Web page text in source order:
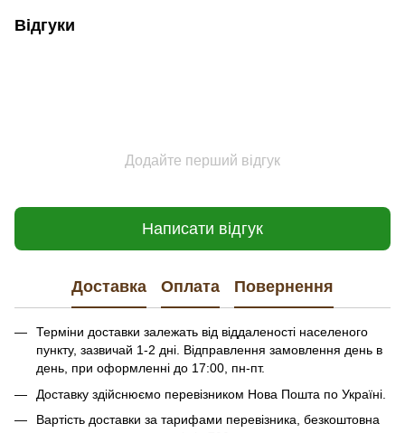
Відгуки
Додайте перший відгук
Написати відгук
Доставка Оплата Повернення
Терміни доставки залежать від віддаленості населеного
пункту, зазвичай 1-2 дні. Відправлення замовлення день в
день, при оформленні до 17:00, пн-пт.
Доставку здійснюємо перевізником Нова Пошта по Україні.
Вартість доставки за тарифами перевізника, безкоштовна